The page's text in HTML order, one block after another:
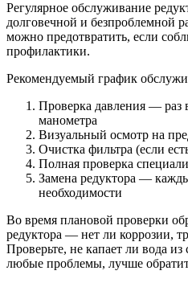
Регулярное обслуживание
долговечной и безпроблемной
можно предотвратить, если
профилактики.
Рекомендуемый график
Проверка давления — раз
манометра
Визуальный осмотр на
Очистка фильтра (если
Полная проверка
Замена редуктора —
необходимости
Во время плановой проверки
редуктора — нет ли коррозии,
Проверьте, не капает ли вода
любые проблемы, лучше